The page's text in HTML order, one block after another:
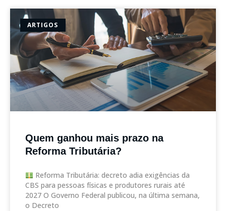
ARTIGOS
Quem ganhou mais prazo na
Reforma Tributária?
Reforma Tributária: decreto adia exigências da
CBS para pessoas físicas e produtores rurais até
2027 O Governo Federal publicou, na última semana,
o Decreto